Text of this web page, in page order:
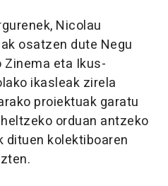
Nicolau
osatzen dute Negu
Zinema eta Ikus-
ikasleak zirela
proiektuak garatu
orduan antzeko
dituen kolektiboaren